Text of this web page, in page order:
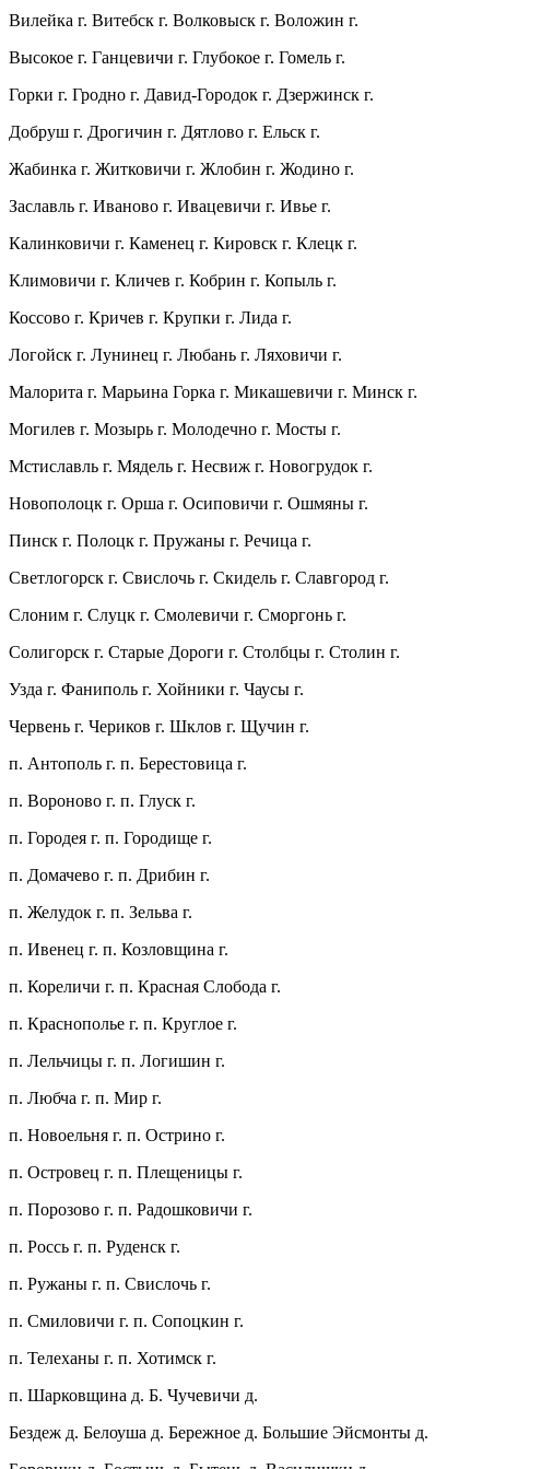
Вилейка г. Витебск г. Волковыск г. Воложин г.
Высокое г. Ганцевичи г. Глубокое г. Гомель г.
Горки г. Гродно г. Давид-Городок г. Дзержинск г.
Добруш г. Дрогичин г. Дятлово г. Ельск г.
Жабинка г. Житковичи г. Жлобин г. Жодино г.
Заславль г. Иваново г. Ивацевичи г. Ивье г.
Калинковичи г. Каменец г. Кировск г. Клецк г.
Климовичи г. Кличев г. Кобрин г. Копыль г.
Коссово г. Кричев г. Крупки г. Лида г.
Логойск г. Лунинец г. Любань г. Ляховичи г.
Малорита г. Марьина Горка г. Микашевичи г. Минск г.
Могилев г. Мозырь г. Молодечно г. Мосты г.
Мстиславль г. Мядель г. Несвиж г. Новогрудок г.
Новополоцк г. Орша г. Осиповичи г. Ошмяны г.
Пинск г. Полоцк г. Пружаны г. Речица г.
Светлогорск г. Свислочь г. Скидель г. Славгород г.
Слоним г. Слуцк г. Смолевичи г. Сморгонь г.
Солигорск г. Старые Дороги г. Столбцы г. Столин г.
Узда г. Фаниполь г. Хойники г. Чаусы г.
Червень г. Чериков г. Шклов г. Щучин г.
п. Антополь г. п. Берестовица г.
п. Вороново г. п. Глуск г.
п. Городея г. п. Городище г.
п. Домачево г. п. Дрибин г.
п. Желудок г. п. Зельва г.
п. Ивенец г. п. Козловщина г.
п. Кореличи г. п. Красная Слобода г.
п. Краснополье г. п. Круглое г.
п. Лельчицы г. п. Логишин г.
п. Любча г. п. Мир г.
п. Новоельня г. п. Острино г.
п. Островец г. п. Плещеницы г.
п. Порозово г. п. Радошковичи г.
п. Россь г. п. Руденск г.
п. Ружаны г. п. Свислочь г.
п. Смиловичи г. п. Сопоцкин г.
п. Телеханы г. п. Хотимск г.
п. Шарковщина д. Б. Чучевичи д.
Бездеж д. Белоуша д. Бережное д. Большие Эйсмонты д.